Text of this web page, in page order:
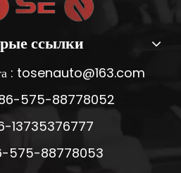
ссылки
: tosenauto@163.com
575-88778052
13735376777
575-88778053